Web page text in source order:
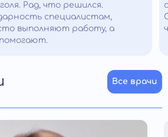
Рад, что решился.
специалистам,
выполняют работу, а
Все врачи